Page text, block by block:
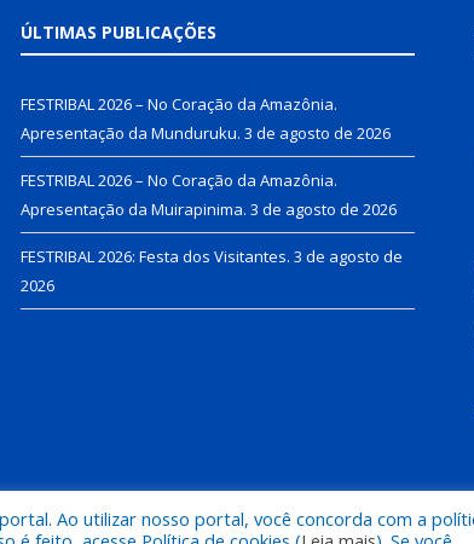
ÚLTIMAS PUBLICAÇÕES
FESTRIBAL 2026 – No Coração da Amazônia.
Apresentação da Munduruku. 3 de agosto de 2026
FESTRIBAL 2026 – No Coração da Amazônia.
Apresentação da Muirapinima. 3 de agosto de 2026
FESTRIBAL 2026: Festa dos Visitantes. 3 de agosto de
2026
Mapa do
Ao utilizar nosso portal, você concorda com a